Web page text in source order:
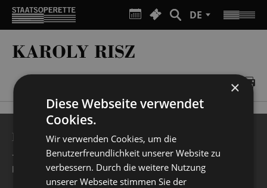
DE
KAROLY RISZ
BESUCHERSERVICE
+49 351 32042 222
karten@staatsoperette.de
×
Diese Webseite verwendet
Cookies.
Wir verwenden Cookies, um die
Benutzerfreundlichkeit unserer Website zu
verbessern. Durch die weitere Nutzung
unserer Webseite stimmen Sie der